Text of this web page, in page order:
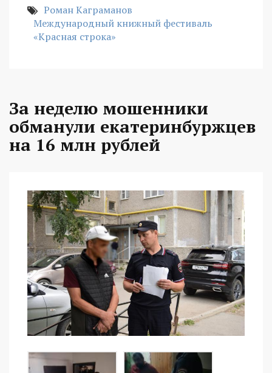
Роман Каграманов
Международный книжный фестиваль
«Красная строка»
За неделю мошенники
обманули екатеринбуржцев
на 16 млн рублей